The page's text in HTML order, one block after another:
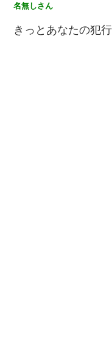
名無しさん
きっとあなたの犯行